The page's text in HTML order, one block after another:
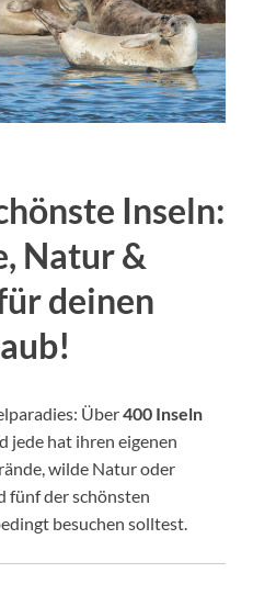
Inseln:
Natur &
deinen
Über400 Inseln
jede hat ihren eigenen
wilde Natur oder
fünf der schönsten
besuchen solltest.